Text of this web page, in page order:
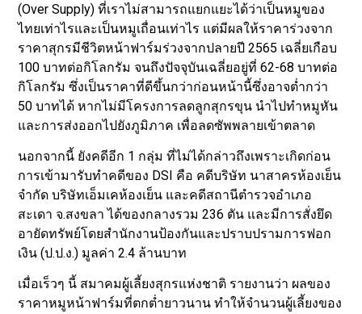
(Over Supply) ที่เราไม่สามารถแยกแยะได้ว่าเป็นหมูของ
ไทยเท่าไรและเป็นหมูเถื่อนเท่าไร แต่มีผลให้ราคาร่วงจาก
ราคาสุกรมีชีวิตหน้าฟาร์มร่วงจากปลายปี 2565 เฉลี่ยเกือบ
100 บาทต่อกิโลกรัม จนถึงปัจจุบันเฉลี่ยอยู่ที่ 62-68 บาทต่อ
กิโลกรัม ซึ่งเป็นราคาที่ดีขึ้นกว่าก่อนหน้านี้ซึ่งอาจต่ำกว่า
50 บาทได้ หากไม่มีโครงการลดลูกสุกรขุน นำไปทำหมูหัน
และการส่งออกไปยังภูมิภาค เพื่อลดซัพพลายเข้าตลาด
นอกจากนี้ ยังคดีอีก 1 กลุ่ม ที่ไม่ได้กล่าวถึงเพราะเกิดก่อน
การเข้ามารับทำคดีของ DSI คือ คดีบริษัท นาสาครห้องเย็น
จำกัด บริษัทเอ็มเคห้องเย็น และคดีสถานีตำรวจอำเภอ
สะเดา จ.สงขลา ได้ของกลางรวม 236 ตัน และมีการสั่งยึด
อายัดทรัพย์โดยสำนักงานป้องกันและปราบปรามการฟอก
เงิน (ป.ป.ง.) มูลค่า 2.4 ล้านบาท
เมื่อเร็วๆ นี้ สมาคมผู้เลี้ยงสุกรแห่งชาติ รายงานว่า ผลของ
ราคาหมูหน้าฟาร์มที่ตกต่ำยาวนาน ทำให้จำนวนผู้เลี้ยงของ